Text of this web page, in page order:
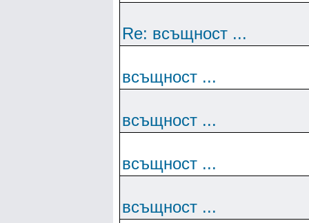
Re: всъщност ...
всъщност ...
всъщност ...
всъщност ...
всъщност ...